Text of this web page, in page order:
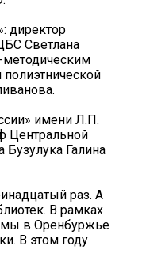
директор
Светлана
имени Л.П.
Центральной
Бузулука Галина
раз. А
В рамках
в Оренбуржье
В этом году